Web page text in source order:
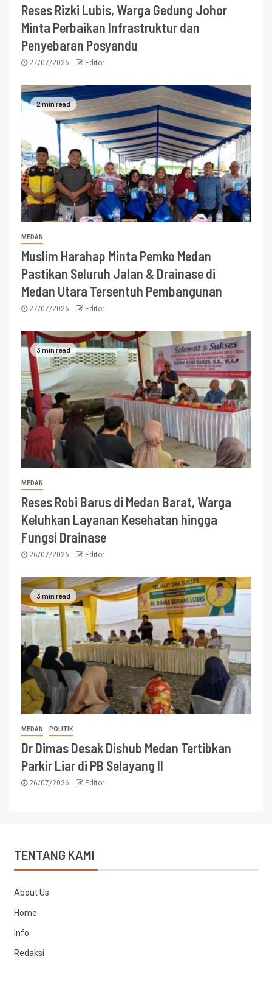
Reses Rizki Lubis, Warga Gedung Johor
Minta Perbaikan Infrastruktur dan
Penyebaran Posyandu
27/07/2026 Editor
2 min read
MEDAN
Muslim Harahap Minta Pemko Medan
Pastikan Seluruh Jalan & Drainase di
Medan Utara Tersentuh Pembangunan
27/07/2026 Editor
3 min read
MEDAN
Reses Robi Barus di Medan Barat, Warga
Keluhkan Layanan Kesehatan hingga
Fungsi Drainase
26/07/2026 Editor
3 min read
MEDAN POLITIK
Dr Dimas Desak Dishub Medan Tertibkan
Parkir Liar di PB Selayang II
26/07/2026 Editor
TENTANG KAMI
About Us
Home
Info
Redaksi